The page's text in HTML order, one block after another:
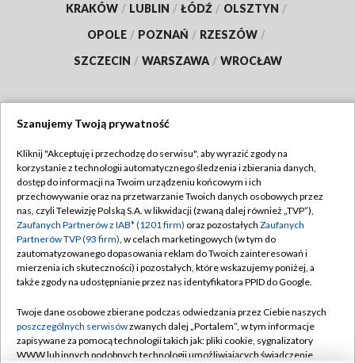
KRAKÓW / LUBLIN / ŁÓDŹ / OLSZTYN /
OPOLE / POZNAŃ / RZESZÓW /
SZCZECIN / WARSZAWA / WROCŁAW
TVP
Abonament TVP
Emisja w TVP
Centrum informacji TVP
Naziemna Telewizja Cyfrowa
Rada Programowa
System NOS
Regulamin TVP
Polityka prywatności
Moje zgody
Pomoc
Kontakt
Szanujemy Twoją prywatność
Kliknij "Akceptuję i przechodzę do serwisu", aby wyrazić zgody na
korzystanie z technologii automatycznego śledzenia i zbierania danych,
dostęp do informacji na Twoim urządzeniu końcowym i ich
przechowywanie oraz na przetwarzanie Twoich danych osobowych przez
nas, czyli Telewizję Polską S.A. w likwidacji (zwaną dalej również „TVP”),
Zaufanych Partnerów z IAB* (1201 firm) oraz pozostałych Zaufanych
Partnerów TVP (93 firm), w celach marketingowych (w tym do
zautomatyzowanego dopasowania reklam do Twoich zainteresowań i
mierzenia ich skuteczności) i pozostałych, które wskazujemy poniżej, a
także zgody na udostępnianie przez nas identyfikatora PPID do Google.
Twoje dane osobowe zbierane podczas odwiedzania przez Ciebie naszych
poszczególnych serwisówzwanych dalej „Portalem”, w tym informacje
zapisywane za pomocą technologii takich jak: pliki cookie, sygnalizatory
WWW lub innych podobnych technologii umożliwiających świadczenie